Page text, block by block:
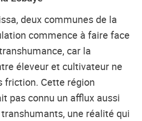
deux communes de la
commence à faire face
car la
éleveur et cultivateur ne
friction. Cette région
pas connu un afflux aussi
transhumants, une réalité qui